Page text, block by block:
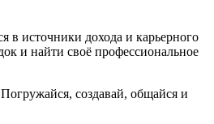
в источники дохода и карьерного
и найти своё профессиональное
создавай, общайся и